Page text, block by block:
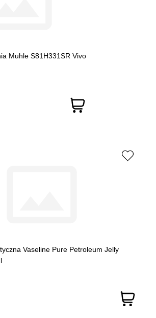
Muhle S81H331SR Vivo
Vaseline Pure Petroleum Jelly